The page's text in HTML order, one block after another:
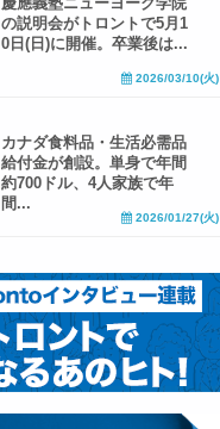
の説明会がトロントで5月1
0日(日)に開催。卒業後は...
2026/03/10(火)
カナダ食料品・生活必需品
給付金が創設。単身で年間
約700ドル、4人家族で年
間...
2026/01/27(火)